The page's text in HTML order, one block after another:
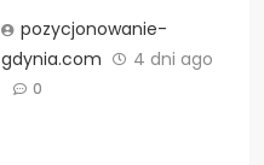
pozycjonowanie-
gdynia.com
4 dni ago
0